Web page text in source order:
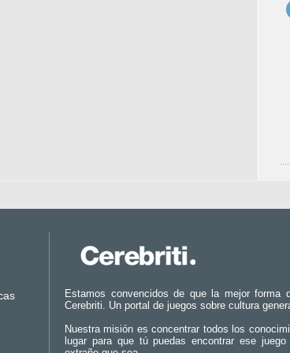
Estamos convencidos de que la mejor forma
Cerebriti. Un portal de juegos sobre cultura
Nuestra misión es concentrar todos los
lugar para que tú puedas encontrar ese